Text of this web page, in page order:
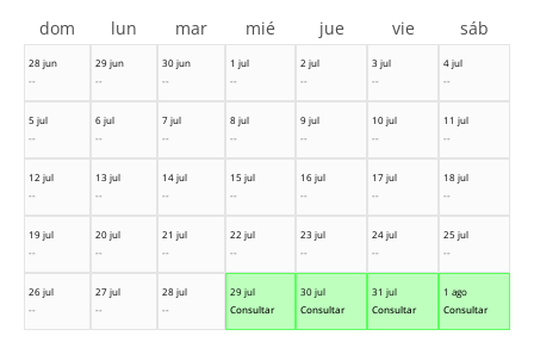
28 jun
--
29 jun
--
30 jun
--
1 jul
--
2 jul
--
3 jul
--
4 jul
--
5 jul
--
6 jul
--
7 jul
--
8 jul
--
9 jul
--
10 jul
--
11 jul
--
12 jul
--
13 jul
--
14 jul
--
15 jul
--
16 jul
--
17 jul
--
18 jul
--
19 jul
--
20 jul
--
21 jul
--
22 jul
--
23 jul
--
24 jul
--
25 jul
--
26 jul
--
27 jul
--
28 jul
--
29 jul
Consultar
30 jul
Consultar
31 jul
Consultar
1 ago
Consultar
dom lun mar mié jue vie sáb